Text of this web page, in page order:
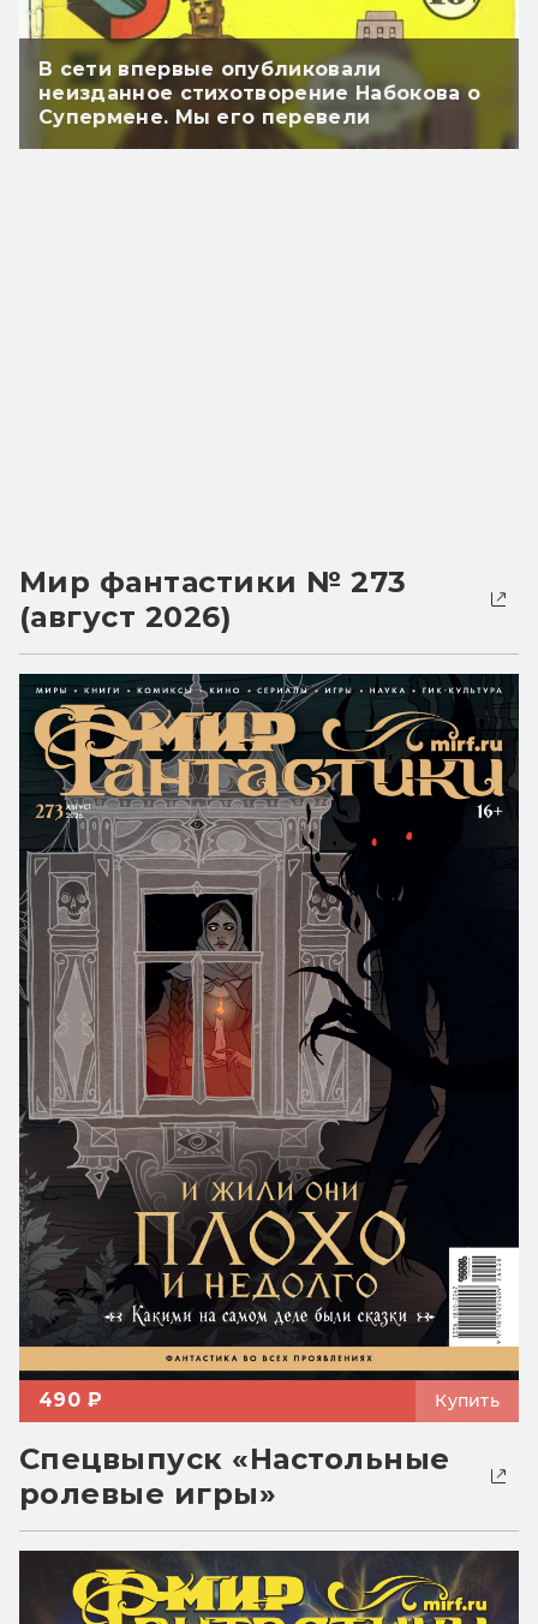
В сети впервые опубликовали
неизданное стихотворение Набокова о
Супермене. Мы его перевели
Мир фантастики № 273
(август 2026)
490 ₽ Купить
Спецвыпуск «Настольные
ролевые игры»